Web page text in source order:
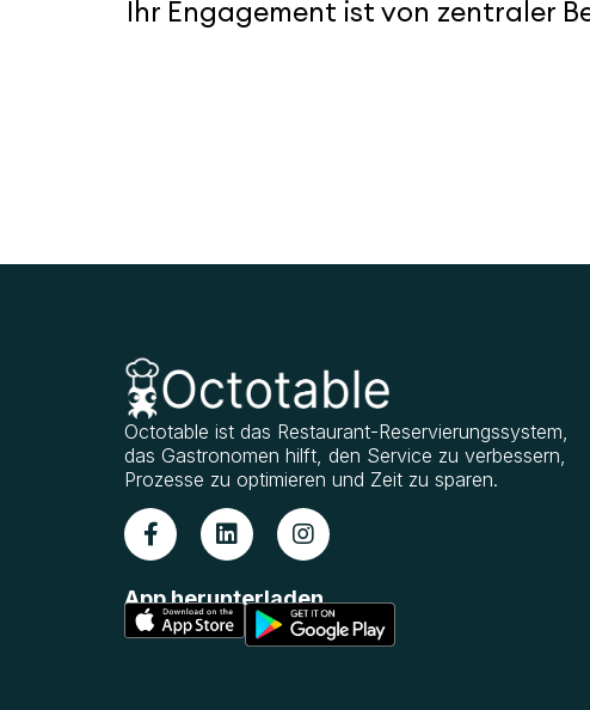
Ihr Engagement ist von zentraler
Octotable ist das Restaurant-Reservierungssystem,
das Gastronomen hilft, den Service zu verbessern,
Prozesse zu optimieren und Zeit zu sparen.
App herunterladen